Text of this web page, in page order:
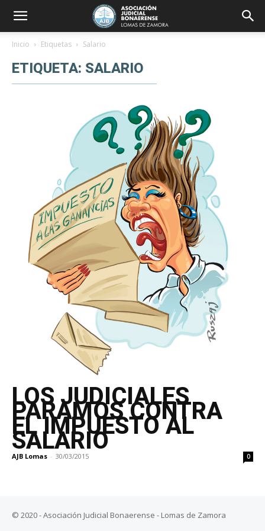
Inicio Etiquetas Salario
ETIQUETA: SALARIO
LOS JUDICIALES
PARAMOS CONTRA
EL IMPUESTO AL
SALARIO
AJB Lomas - 30/03/2015 0
© 2020 - Asociación Judicial Bonaerense - Lomas de Zamora